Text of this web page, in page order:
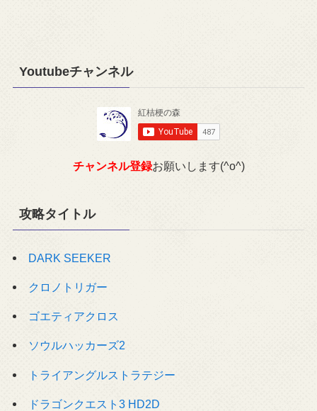
Youtubeチャンネル
チャンネル登録お願いします(^o^)
攻略タイトル
DARK SEEKER
クロノトリガー
ゴエティアクロス
ソウルハッカーズ2
トライアングルストラテジー
ドラゴンクエスト3 HD2D